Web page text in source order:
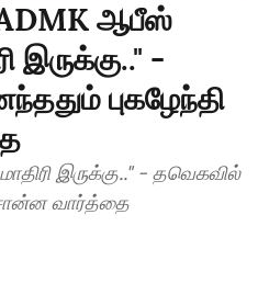
ஆபீஸ்
இருக்கு.." -
புகழேந்தி
இருக்கு.." - தவெகவில்
வார்த்தை